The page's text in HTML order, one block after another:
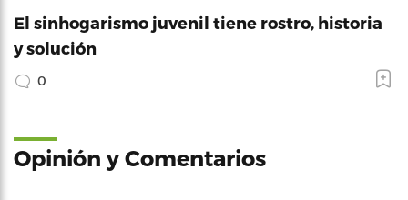
El sinhogarismo juvenil tiene rostro, historia
y solución
0
Opinión y Comentarios